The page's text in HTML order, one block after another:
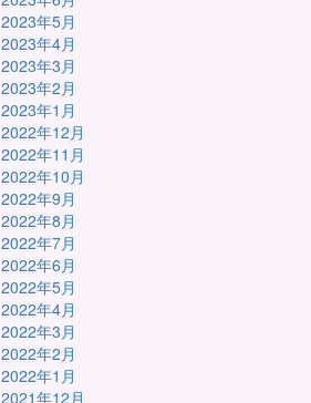
2023年5月
2023年4月
2023年3月
2023年2月
2023年1月
2022年12月
2022年11月
2022年10月
2022年9月
2022年8月
2022年7月
2022年6月
2022年5月
2022年4月
2022年3月
2022年2月
2022年1月
2021年12月